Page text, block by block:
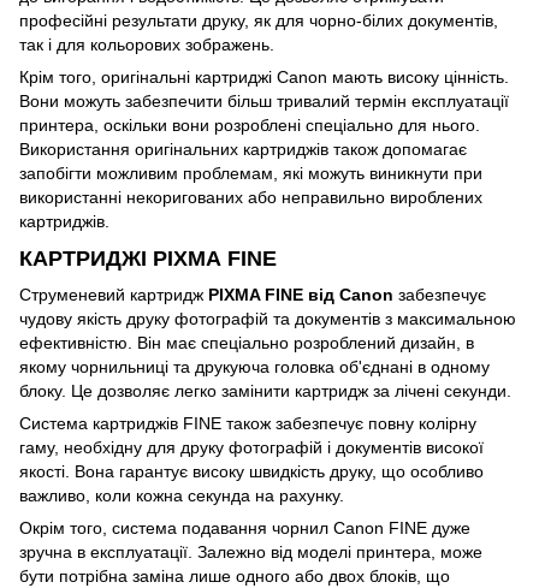
професійні результати друку, як для чорно-білих документів,
так і для кольорових зображень.
Крім того, оригінальні картриджі Canon мають високу цінність.
Вони можуть забезпечити більш тривалий термін експлуатації
принтера, оскільки вони розроблені спеціально для нього.
Використання оригінальних картриджів також допомагає
запобігти можливим проблемам, які можуть виникнути при
використанні некоригованих або неправильно вироблених
картриджів.
КАРТРИДЖІ PIXMA FINE
Струменевий картридж PIXMA FINE від Canon забезпечує
чудову якість друку фотографій та документів з максимальною
ефективністю. Він має спеціально розроблений дизайн, в
якому чорнильниці та друкуюча головка об'єднані в одному
блоку. Це дозволяє легко замінити картридж за лічені секунди.
Система картриджів FINE також забезпечує повну колірну
гаму, необхідну для друку фотографій і документів високої
якості. Вона гарантує високу швидкість друку, що особливо
важливо, коли кожна секунда на рахунку.
Окрім того, система подавання чорнил Canon FINE дуже
зручна в експлуатації. Залежно від моделі принтера, може
бути потрібна заміна лише одного або двох блоків, що